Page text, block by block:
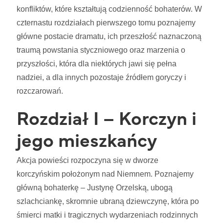
konfliktów, które kształtują codzienność bohaterów. W
czternastu rozdziałach pierwszego tomu poznajemy
główne postacie dramatu, ich przeszłość naznaczoną
traumą powstania styczniowego oraz marzenia o
przyszłości, która dla niektórych jawi się pełna
nadziei, a dla innych pozostaje źródłem goryczy i
rozczarowań.
Rozdział I – Korczyn i
jego mieszkańcy
Akcja powieści rozpoczyna się w dworze
korczyńskim położonym nad Niemnem. Poznajemy
główną bohaterkę – Justynę Orzelską, ubogą
szlachciankę, skromnie ubraną dziewczynę, która po
śmierci matki i tragicznych wydarzeniach rodzinnych